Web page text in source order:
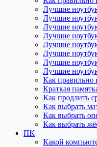
Лучшие
Лучшие
Лучшие
Лучшие
Лучшие
Лучшие
Лучшие
Лучшие
Как правильно
Краткая
Как продлить
Как выбрать
Как выбрать
Как выбрать
ПК
Какой